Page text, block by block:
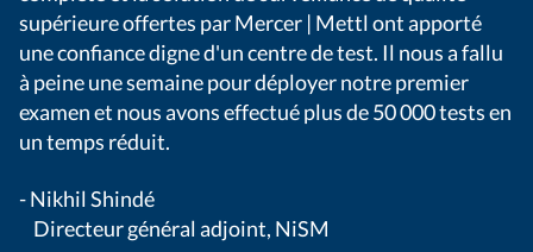
supérieure offertes par Mercer | Mettl ont apporté
une confiance digne d'un centre de test. Il nous a fallu
à peine une semaine pour déployer notre premier
examen et nous avons effectué plus de 50 000 tests en
un temps réduit.
- Nikhil Shindé
Directeur général adjoint, NiSM